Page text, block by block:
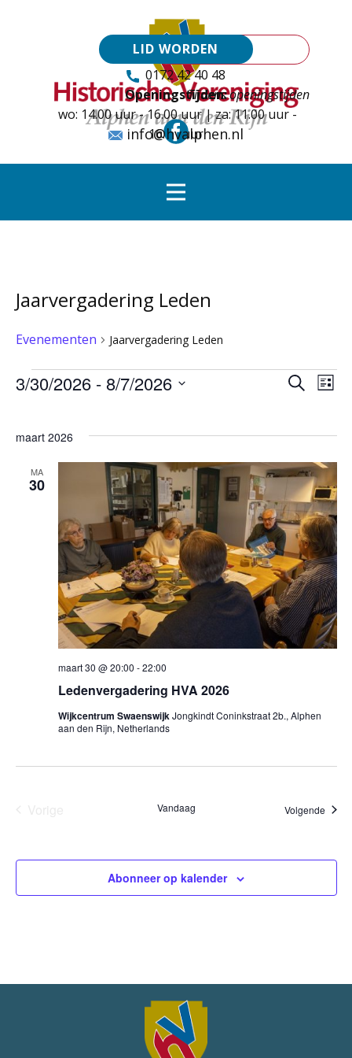
LID WORDEN
0172 42 40 48
Tijdens openingstijden
Openingstijden:
wo: 14.00 uur - 16.00 uur | za: 11.00 uur -
16.00 uur
info@hvalphen.nl
Jaarvergadering Leden
Evenementen Jaarvergadering Leden
Evenementen
en
Zoeken
Lijst
3/30/2026 - 8/7/2026
datum.
maart 2026
MA
30
Ledenvergadering HVA 2026
maart 30 @ 20:00 -22:00
Wijkcentrum SwaenswijkJongkindt Coninkstraat 2b., Alphen
aan den Rijn, Netherlands
Vandaag Volgende
Abonneer op kalender